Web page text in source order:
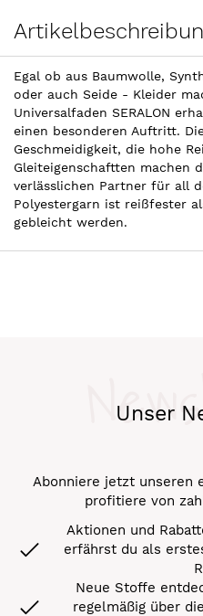
Egal ob aus Baumwolle,
oder auch Seide - Kleider
Universalfaden SERALON
einen besonderen Auftritt.
Geschmeidigkeit, die hohe
Gleiteigenschaftten machen
verlässlichen Partner für all
Polyestergarn ist reißfester
gebleicht werden.
Unser
Abonniere jetzt unseren
profitiere von
Aktionen und
erfährst du als
Neue Stoffe
regelmäßig über